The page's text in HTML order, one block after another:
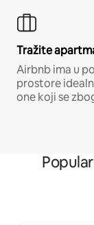
Tražite
Airbnb ima u
prostore
one koji se